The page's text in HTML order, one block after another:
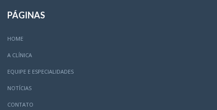
PÁGINAS
HOME
A CLÍNICA
EQUIPE E ESPECIALIDADES
NOTÍCIAS
CONTATO